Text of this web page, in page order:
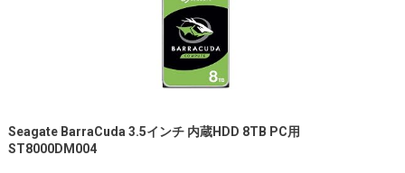
Seagate BarraCuda 3.5インチ 内蔵HDD 8TB PC用
ST8000DM004